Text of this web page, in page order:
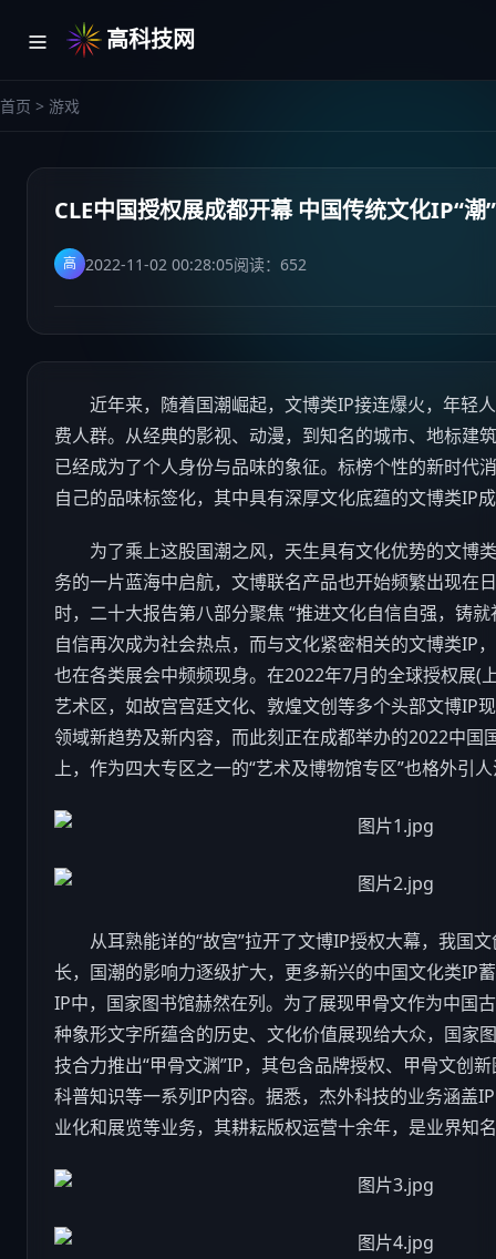
高科技网
首页 > 游戏
CLE中国授权展成都开幕 中国传统文化IP“潮
高 2022-11-02 00:28:05阅读： 652
近年来，随着国潮崛起，文博类IP接连爆火，年轻
费人群。从经典的影视、动漫，到知名的城市、地标建
已经成为了个人身份与品味的象征。标榜个性的新时代
自己的品味标签化，其中具有深厚文化底蕴的文博类IP
为了乘上这股国潮之风，天生具有文化优势的文博
务的一片蓝海中启航，文博联名产品也开始频繁出现在
时，二十大报告第八部分聚焦 “推进文化自信自强，铸
自信再次成为社会热点，而与文化紧密相关的文博类IP
也在各类展会中频频现身。在2022年7月的全球授权展(
艺术区，如故宫宫廷文化、敦煌文创等多个头部文博IP
领域新趋势及新内容，而此刻正在成都举办的2022中国
上，作为四大专区之一的“艺术及博物馆专区”也格外引
从耳熟能详的“故宫”拉开了文博IP授权大幕，我国文
长，国潮的影响力逐级扩大，更多新兴的中国文化类IP
IP中，国家图书馆赫然在列。为了展现甲骨文作为中国
种象形文字所蕴含的历史、文化价值展现给大众，国家
技合力推出“甲骨文渊”IP，其包含品牌授权、甲骨文创
科普知识等一系列IP内容。据悉，杰外科技的业务涵盖
业化和展览等业务，其耕耘版权运营十余年，是业界知